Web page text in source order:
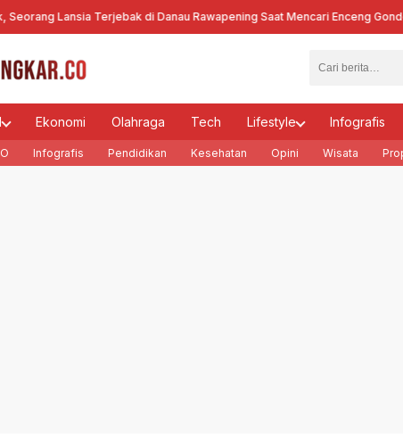
Lansia Terjebak di Danau Rawapening Saat Mencari Enceng Gondok·
Ekonomi Olahraga Tech Lifestyle Infografis
Infografis Pendidikan Kesehatan Opini Wisata